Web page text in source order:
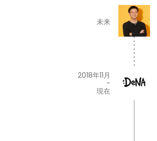
未来
2018年11月
-
現在